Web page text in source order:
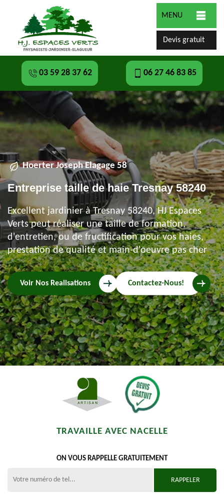
MENU
Devis gratuit
03 59 28 37 62 06 27 46 83 85
Hoerter Joseph Elagage 58
Entreprise taille de haie Tresnay 58240
Excellent jardinier à Tresnay 58240, HJ Espaces
Verts peut réaliser une taille de formation,
d'entretien, ou de fructification pour vos haies,
prestation de qualité et main-d'oeuvre pas cher
Voir Nos Realisations Contactez-Nous!
TRAVAILLE AVEC NACELLE
ON VOUS RAPPELLE GRATUITEMENT